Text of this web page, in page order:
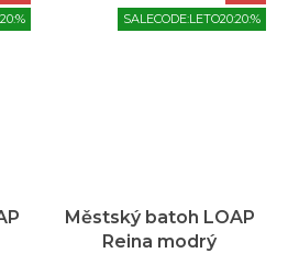
SALECODE:LETO20:20:%
Městský batoh LOAP
Reina modrý